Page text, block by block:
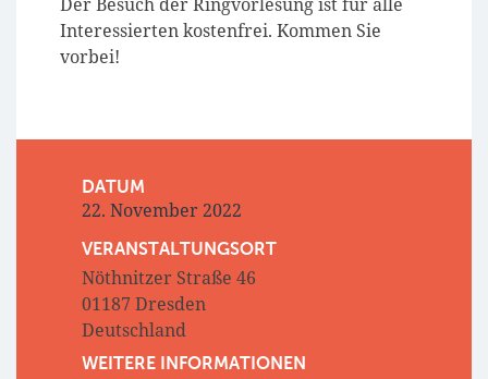
Interessierten kostenfrei. Kommen Sie
vorbei!
DATUM
22. November 2022
VERANSTALTUNGSORT
Nöthnitzer Straße 46
01187 Dresden
Deutschland
WEITERE INFORMATIONEN